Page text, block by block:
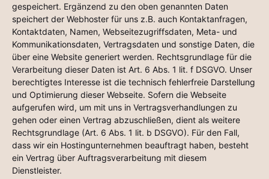
gespeichert. Ergänzend zu den oben genannten Daten
speichert der Webhoster für uns z.B. auch Kontaktanfragen,
Kontaktdaten, Namen, Webseitezugriffsdaten, Meta- und
Kommunikationsdaten, Vertragsdaten und sonstige Daten, die
über eine Website generiert werden. Rechtsgrundlage für die
Verarbeitung dieser Daten ist Art. 6 Abs. 1 lit. f DSGVO. Unser
berechtigtes Interesse ist die technisch fehlerfreie Darstellung
und Optimierung dieser Webseite. Sofern die Webseite
aufgerufen wird, um mit uns in Vertragsverhandlungen zu
gehen oder einen Vertrag abzuschließen, dient als weitere
Rechtsgrundlage (Art. 6 Abs. 1 lit. b DSGVO). Für den Fall,
dass wir ein Hostingunternehmen beauftragt haben, besteht
ein Vertrag über Auftragsverarbeitung mit diesem
Dienstleister.